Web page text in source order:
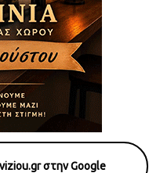
στην Google